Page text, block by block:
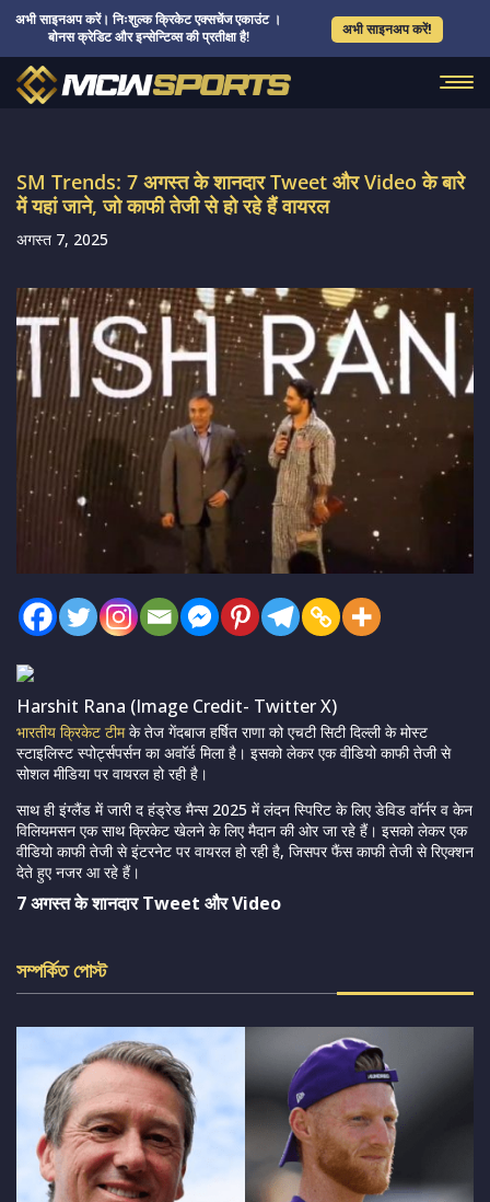
अभी साइनअप करें। निःशुल्क क्रिकेट एक्सचेंज एकाउंट ।
बोनस क्रेडिट और इन्सेन्टिव्स की प्रतीक्षा है!
अभी साइनअप करें!
SM Trends: 7 अगस्त के शानदार Tweet और Video के बारे
में यहां जाने, जो काफी तेजी से हो रहे हैं वायरल
अगस्त 7, 2025
Harshit Rana (Image Credit- Twitter X)
भारतीय क्रिकेट टीमके तेज गेंदबाज हर्षित राणा को एचटी सिटी दिल्ली के मोस्ट
स्टाइलिस्ट स्पोर्ट्सपर्सन का अवाॅर्ड मिला है। इसको लेकर एक वीडियो काफी तेजी से
सोशल मीडिया पर वायरल हो रही है।
साथ ही इंग्लैंड में जारी द हंड्रेड मैन्स 2025 में लंदन स्पिरिट के लिए डेविड वाॅर्नर व केन
विलियमसन एक साथ क्रिकेट खेलने के लिए मैदान की ओर जा रहे हैं। इसको लेकर एक
वीडियो काफी तेजी से इंटरनेट पर वायरल हो रही है, जिसपर फैंस काफी तेजी से रिएक्शन
देते हुए नजर आ रहे हैं।
7 अगस्त के शानदार Tweet और Video
সম্পর্কিত পোস্ট